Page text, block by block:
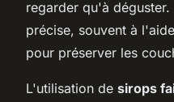
regarder qu'à
précise, souvent à
pour préserver les
L'utilisation de sirops